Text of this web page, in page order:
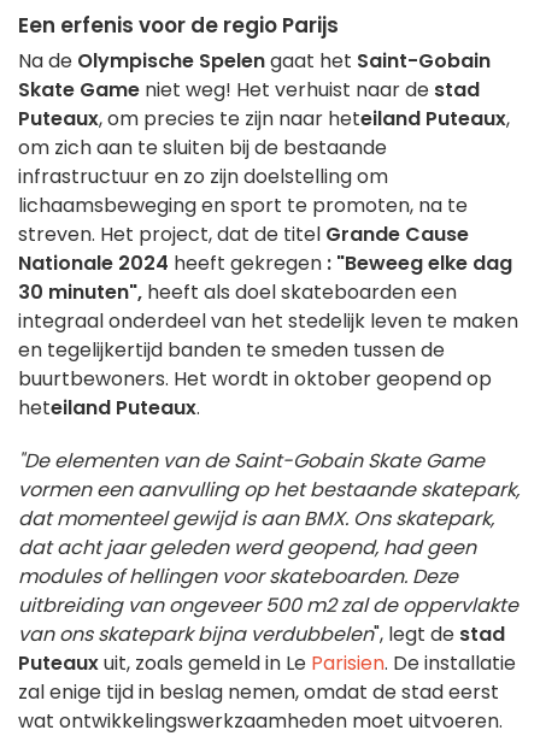
Een erfenis voor de regio Parijs
Na de Olympische Spelengaat het Saint-Gobain
Skate Game niet weg! Het verhuist naar de stad
Puteaux, om precies te zijn naar heteiland Puteaux,
om zich aan te sluiten bij de bestaande
infrastructuur en zo zijn doelstelling om
lichaamsbeweging en sport te promoten, na te
streven. Het project, dat de titel Grande Cause
Nationale 2024 heeft gekregen : "Beweeg elke dag
30 minuten", heeft als doel skateboarden een
integraal onderdeel van het stedelijk leven te maken
en tegelijkertijd banden te smeden tussen de
buurtbewoners. Het wordt in oktober geopend op
heteiland Puteaux.
"De elementen van de Saint-Gobain Skate Game
vormen een aanvulling op het bestaande skatepark,
dat momenteel gewijd is aan BMX. Ons skatepark,
dat acht jaar geleden werd geopend, had geen
modules of hellingen voor skateboarden. Deze
uitbreiding van ongeveer 500 m2 zal de oppervlakte
van ons skatepark bijna verdubbelen", legt de stad
Puteauxuit, zoals gemeld in Le Parisien. De installatie
zal enige tijd in beslag nemen, omdat de stad eerst
wat ontwikkelingswerkzaamheden moet uitvoeren.